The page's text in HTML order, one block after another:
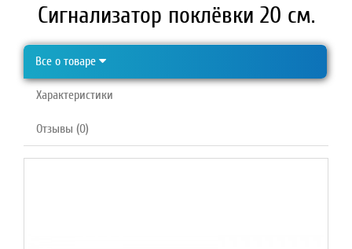
Сигнализатор поклёвки 20 см.
Все о товаре
Характеристики
Отзывы (0)